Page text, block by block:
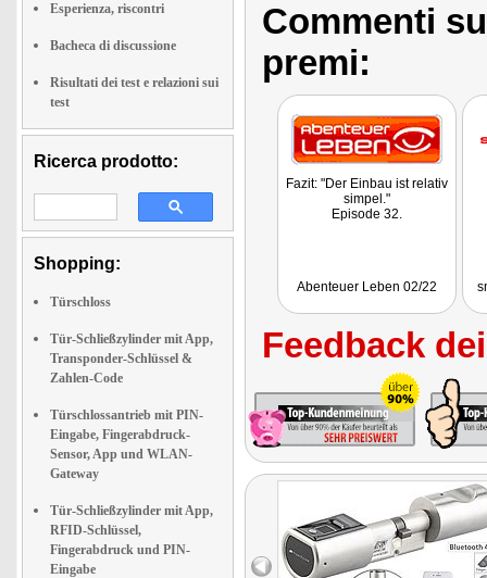
Esperienza, riscontri
Bacheca di discussione
Risultati dei test e relazioni sui
test
Ricerca prodotto:
Shopping:
Türschloss
Tür-Schließzylinder mit App,
Transponder-Schlüssel &
Zahlen-Code
Türschlossantrieb mit PIN-
Eingabe, Fingerabdruck-
Sensor, App und WLAN-
Gateway
Tür-Schließzylinder mit App,
RFID-Schlüssel,
Fingerabdruck und PIN-
Eingabe
Commenti
premi:
Fazit: "Der Einbau ist relativ
simpel."
Episode 32.
Abenteuer Leben 02/22
Feedback